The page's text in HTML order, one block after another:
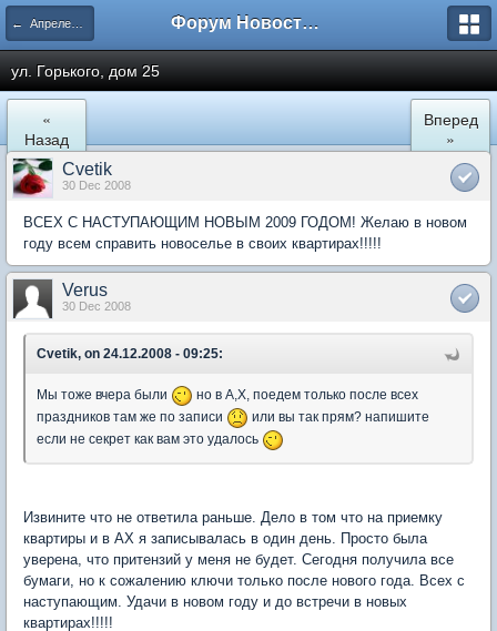
← Апрелевка Форум Новостройки
ул. Горького, дом 25
«
Назад
Вперед
»
Cvetik
30 Dec 2008
ВСЕХ С НАСТУПАЮЩИМ НОВЫМ 2009 ГОДОМ! Желаю в новом
году всем справить новоселье в своих квартирах!!!!!
Verus
30 Dec 2008
Cvetik, on 24.12.2008 - 09:25:
Мы тоже вчера были
но в А,Х, поедем только после всех
праздников там же по записи
или вы так прям? напишите
если не секрет как вам это удалось
Извините что не ответила раньше. Дело в том что на приемку
квартиры и в АХ я записывалась в один день. Просто была
уверена, что притензий у меня не будет. Сегодня получила все
бумаги, но к сожалению ключи только после нового года. Всех с
наступающим. Удачи в новом году и до встречи в новых
квартирах!!!!!